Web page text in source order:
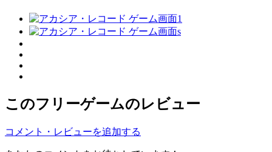
このフリーゲームのレビュー
コメント・レビューを追加する